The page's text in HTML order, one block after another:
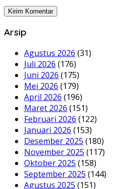
Arsip
Agustus 2026 (31)
Juli 2026 (176)
Juni 2026 (175)
Mei 2026 (179)
April 2026 (196)
Maret 2026 (151)
Februari 2026 (122)
Januari 2026 (153)
Desember 2025 (180)
November 2025 (117)
Oktober 2025 (158)
September 2025 (144)
Agustus 2025 (151)